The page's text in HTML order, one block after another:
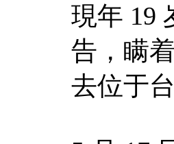
現年 19
告，瞒
去位于